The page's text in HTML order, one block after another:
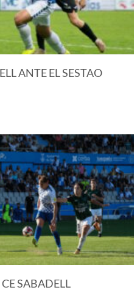
ANTE EL SESTAO
SABADELL